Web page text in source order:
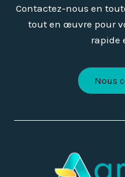
Contactez-nous en
tout en œuvre pour
rapide
Nous